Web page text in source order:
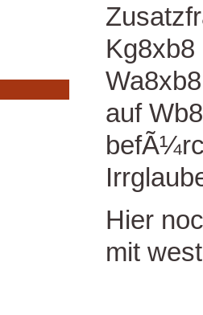
auf
Hier
mit